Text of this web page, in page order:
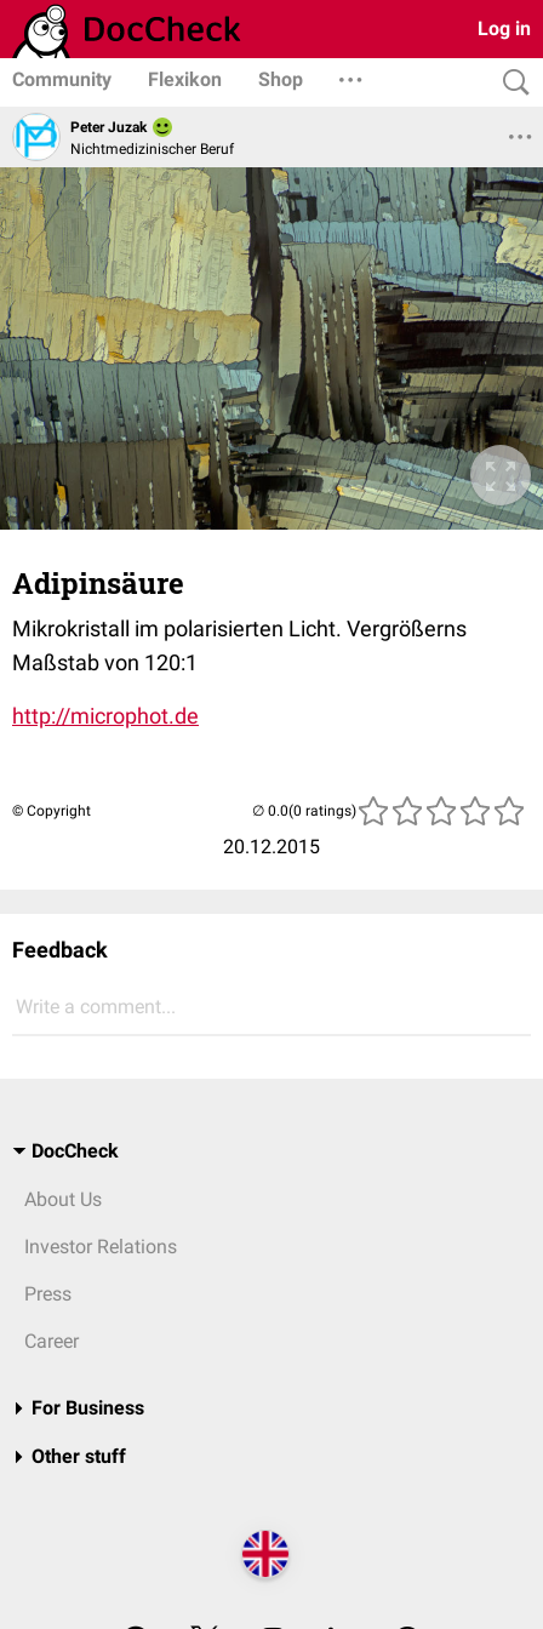
Log in
Community Flexikon Shop
Peter Juzak
Nichtmedizinischer Beruf
Adipinsäure
Mikrokristall im polarisierten Licht. Vergrößerns
Maßstab von 120:1
http://microphot.de
© Copyright
20.12.2015
(0 ratings)
Feedback
Write a comment...
DocCheck
About Us
Investor Relations
Press
Career
For Business
Other stuff